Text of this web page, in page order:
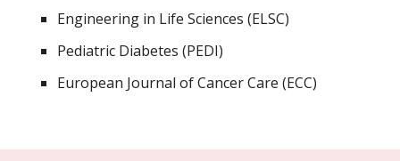
Engineering in Life Sciences (ELSC)
Pediatric Diabetes (PEDI)
European Journal of Cancer Care (ECC)